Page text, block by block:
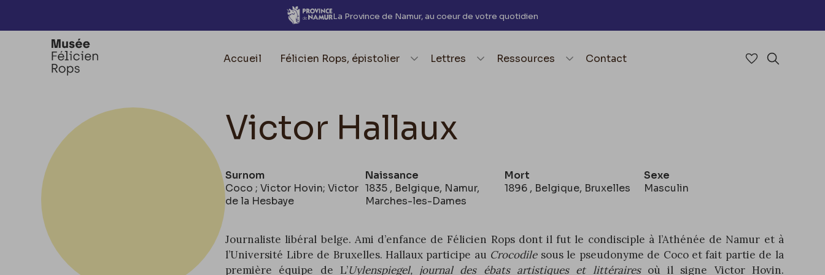
La Province de Namur, au coeur de votre quotidien
Accueil element.menu.open_menu
Félicien Rops, épistolier element.menu.open_menu
Lettres element.menu.open_menu
Ressources Contact Accéder à
Victor Hallaux
Surnom
Coco ; Victor Hovin; Victor
de la Hesbaye
Naissance
1835 , Belgique, Namur,
Marches-les-Dames
Mort
1896 , Belgique, Bruxelles
Sexe
Masculin
Journaliste libéral belge. Ami d’enfance de Félicien Rops dont il fut le condisciple à l’Athénée de Namur et à
l’Université Libre de Bruxelles. Hallaux participe au Crocodile sous le pseudonyme de Coco et fait partie de la
première équipe de L’Uylenspiegel, journal des ébats artistiques et littéraires où il signe Victor Hovin.